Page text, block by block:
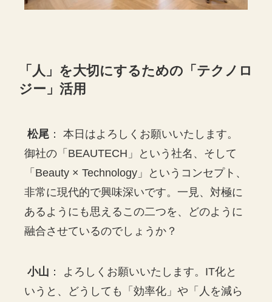
「人」を大切にするための「テクノロ
ジー」活用
松尾 ： 本日はよろしくお願いいたします。
御社の「BEAUTECH」という社名、そして
「Beauty × Technology」というコンセプト、
非常に現代的で興味深いです。一見、対極に
あるようにも思えるこの二つを、どのように
融合させているのでしょうか？
小山 ： よろしくお願いいたします。IT化と
いうと、どうしても「効率化」や「人を減ら